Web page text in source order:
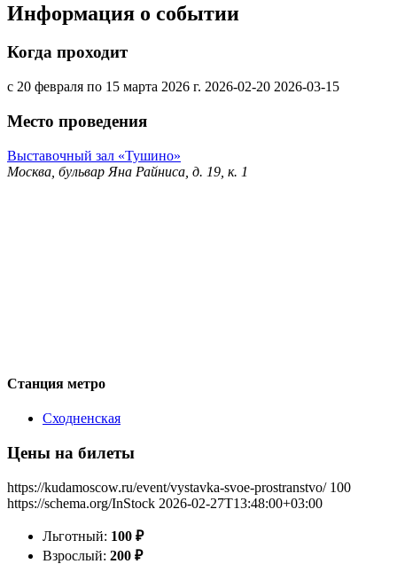
Информация о событии
Когда проходит
с 20 февраля по 15 марта 2026 г. 2026-02-20 2026-03-15
Место проведения
Выставочный зал «Тушино»
Москва, бульвар Яна Райниса, д. 19, к. 1
Станция метро
Сходненская
Цены на билеты
https://kudamoscow.ru/event/vystavka-svoe-prostranstvo/ 100
https://schema.org/InStock 2026-02-27T13:48:00+03:00
Льготный: 100 ₽
Взрослый: 200 ₽